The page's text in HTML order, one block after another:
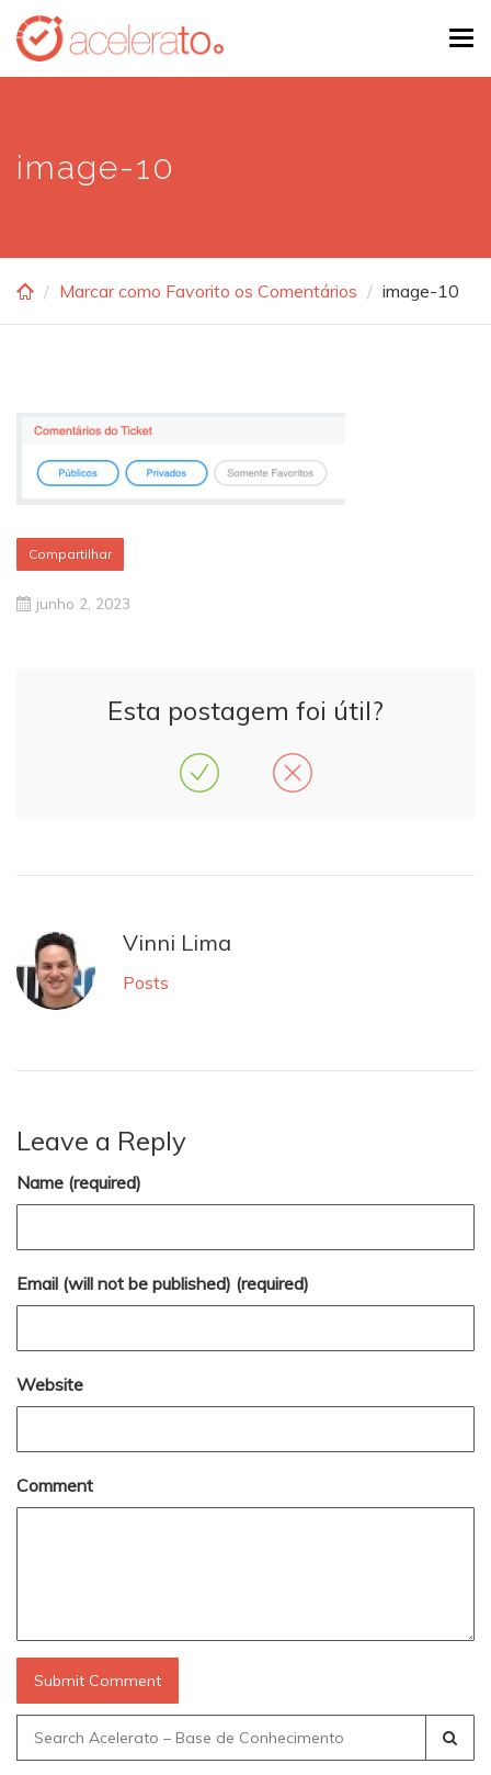
Skip
main
image-10
Marcar como Favorito os Comentários image-10
Compartilhar
junho 2, 2023
Esta postagem foi útil?
Vinni Lima
Posts
Leave a Reply
Name (required)
Email (will not be published) (required)
Website
Comment
Search
for: